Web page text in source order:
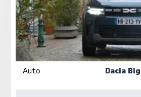
Auto
Dacia